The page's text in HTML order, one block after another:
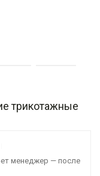
трикотажные
менеджер — после